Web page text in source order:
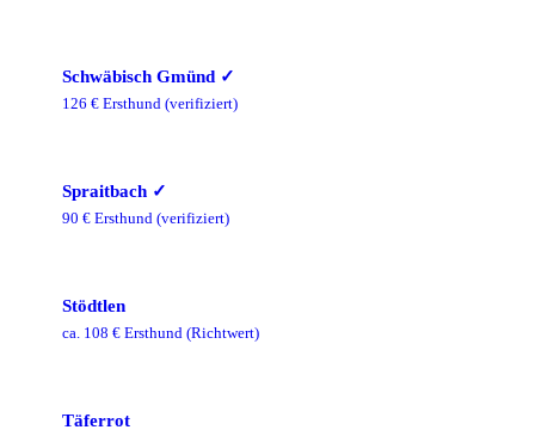
Schwäbisch Gmünd ✓
126 € Ersthund (verifiziert)
Spraitbach ✓
90 € Ersthund (verifiziert)
Stödtlen
ca. 108 € Ersthund (Richtwert)
Täferrot